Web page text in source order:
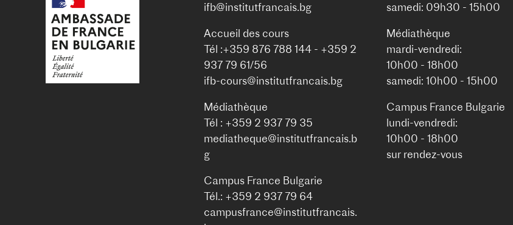
ifb@institutfrancais.bg
Accueil des cours
Tél :+359 876 788 144 - +359 2
937 79 61/56
ifb-cours@institutfrancais.bg
Médiathèque
Tél : +359 2 937 79 35
mediatheque@institutfrancais.b
g
Campus France Bulgarie
Tél.: +359 2 937 79 64
campusfrance@institutfrancais.
samedi: 09h30 - 15h00
Médiathèque
mardi-vendredi:
10h00 - 18h00
samedi: 10h00 - 15h00
Campus France Bulgarie
lundi-vendredi:
10h00 - 18h00
sur rendez-vous